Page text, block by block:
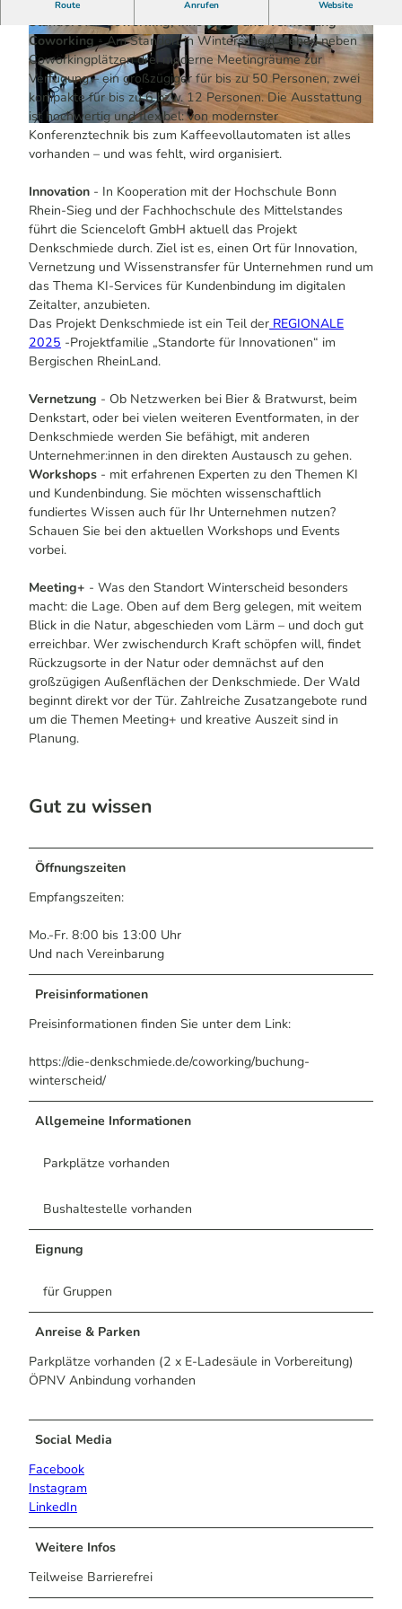
© Janine Lattarulo - Das Bergische | KI-optimiert | CC-BY-SA
© Janine Lattarulo - Das Bergische | KI-optimi
ert |CC-BY-SA
© Janine Lattarulo - Das Bergische | KI-optimi
ert |CC-BY-SA
Route Anrufen Website
Die Denkschmiede in Winterscheid (& Hennef)
Der
Standort für Coworking, Innovation und Vernetzung
Coworking- Am Standort in Winterscheid stehen neben
Coworkingplätzen drei moderne Meetingräume zur
Verfügung – ein großzügiger für bis zu 50 Personen, zwei
kompakte für bis zu 6 bzw. 12 Personen. Die Ausstattung
ist hochwertig und flexibel: von modernster
Konferenztechnik bis zum Kaffeevollautomaten ist alles
vorhanden – und was fehlt, wird organisiert.
Innovation - In Kooperation mit der Hochschule Bonn
Rhein-Sieg und der Fachhochschule des Mittelstandes
führt die Scienceloft GmbH aktuell das Projekt
Denkschmiede durch. Ziel ist es, einen Ort für Innovation,
Vernetzung und Wissenstransfer für Unternehmen rund um
das Thema KI-Services für Kundenbindung im digitalen
Zeitalter, anzubieten.
Das Projekt Denkschmiede ist ein Teil der REGIONALE
2025 -Projektfamilie „Standorte für Innovationen“ im
Bergischen RheinLand.
Vernetzung - Ob Netzwerken bei Bier & Bratwurst, beim
Denkstart, oder bei vielen weiteren Eventformaten, in der
Denkschmiede werden Sie befähigt, mit anderen
Unternehmer:innen in den direkten Austausch zu gehen.
Workshops - mit erfahrenen Experten zu den Themen KI
und Kundenbindung. Sie möchten wissenschaftlich
fundiertes Wissen auch für Ihr Unternehmen nutzen?
Schauen Sie bei den aktuellen Workshops und Events
vorbei.
Meeting+ - Was den Standort Winterscheid besonders
macht: die Lage. Oben auf dem Berg gelegen, mit weitem
Blick in die Natur, abgeschieden vom Lärm – und doch gut
erreichbar. Wer zwischendurch Kraft schöpfen will, findet
Rückzugsorte in der Natur oder demnächst auf den
großzügigen Außenflächen der Denkschmiede. Der Wald
beginnt direkt vor der Tür. Zahlreiche Zusatzangebote rund
um die Themen Meeting+ und kreative Auszeit sind in
Planung.
Gut zu wissen
Öffnungszeiten
Empfangszeiten:
Mo.-Fr. 8:00 bis 13:00 Uhr
Und nach Vereinbarung
Preisinformationen
Preisinformationen finden Sie unter dem Link:
https://die-denkschmiede.de/coworking/buchung-
winterscheid/
Allgemeine Informationen
Parkplätze vorhanden
Bushaltestelle vorhanden
Eignung
für Gruppen
Anreise & Parken
Parkplätze vorhanden (2 x E-Ladesäule in Vorbereitung)
ÖPNV Anbindung vorhanden
Social Media
Facebook
Instagram
LinkedIn
Weitere Infos
Teilweise Barrierefrei